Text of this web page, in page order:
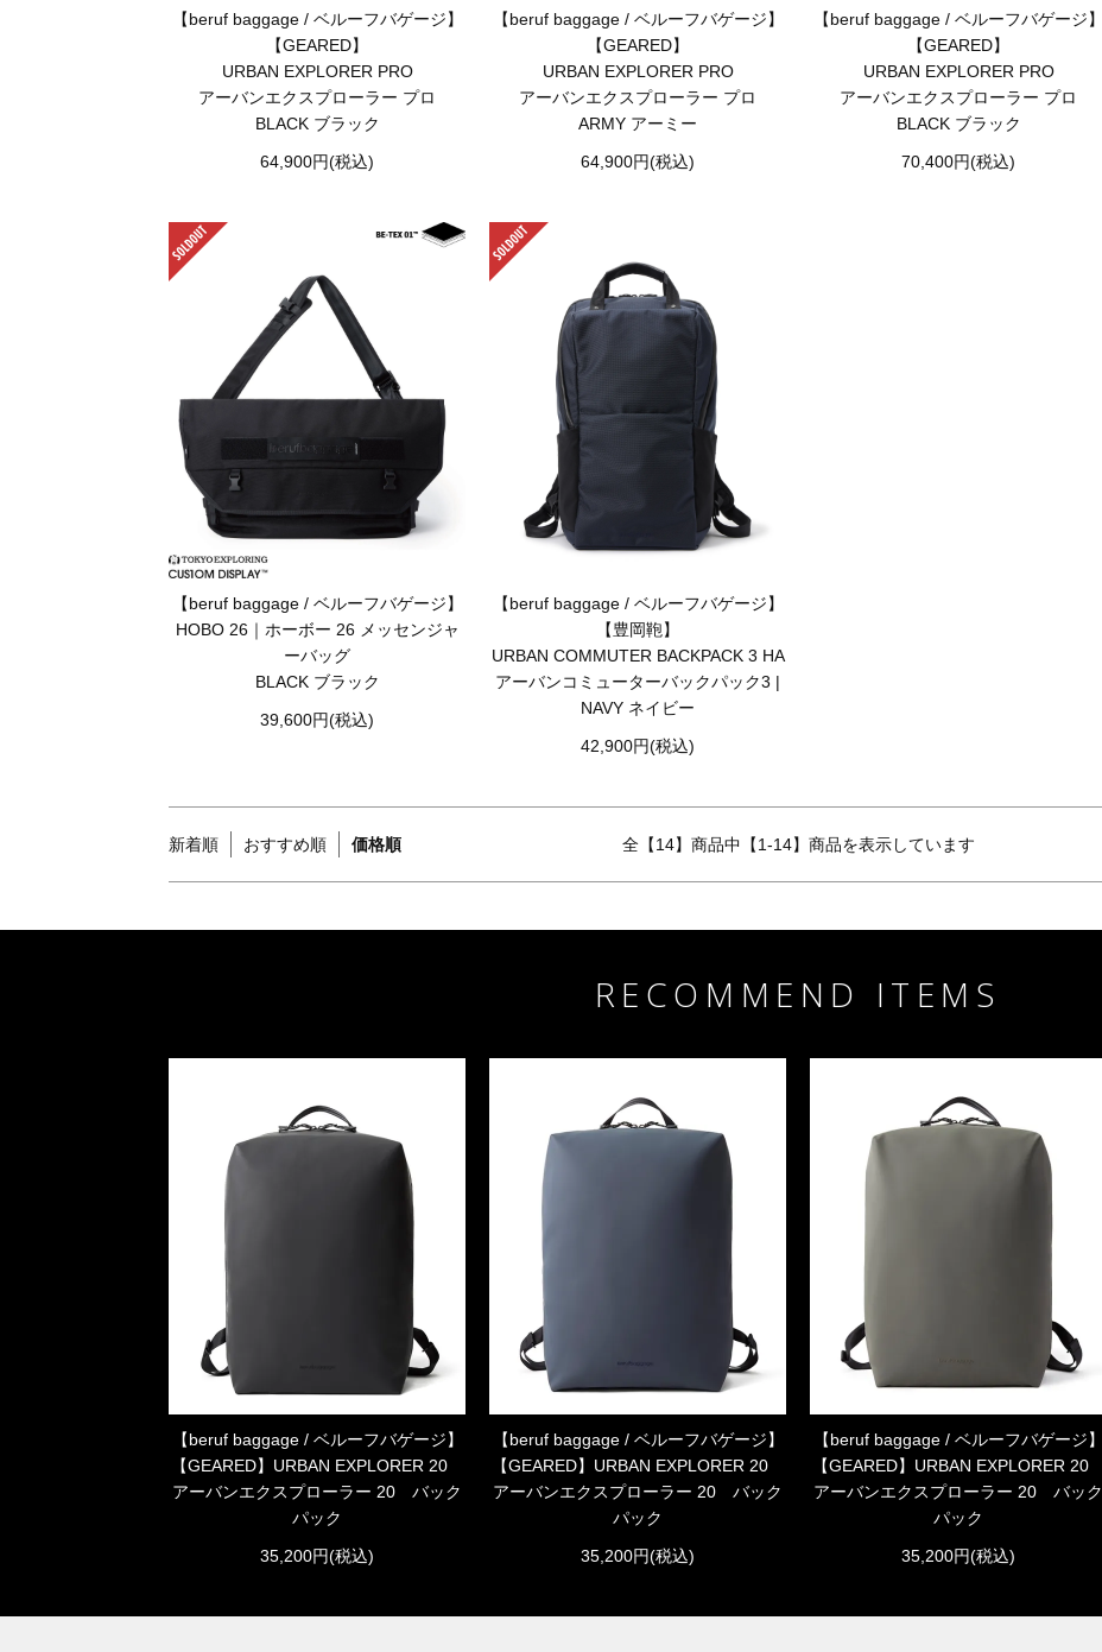
【beruf baggage / ベルーフバゲージ】
【GEARED】
URBAN EXPLORER PRO
アーバンエクスプローラー プロ
BLACK ブラック
64,900円(税込)
【beruf baggage / ベルーフバゲージ】
【GEARED】
URBAN EXPLORER PRO
アーバンエクスプローラー プロ
ARMY アーミー
64,900円(税込)
【beruf baggage / ベルーフバゲージ】
【GEARED】
URBAN EXPLORER PRO
アーバンエクスプローラー プロ
BLACK ブラック
70,400円(税込)
【beruf baggage / ベルーフバゲージ】
HOBO 26｜ホーボー 26 メッセンジャ
ーバッグ
BLACK ブラック
39,600円(税込)
【beruf baggage / ベルーフバゲージ】
【豊岡鞄】
URBAN COMMUTER BACKPACK 3 HA
アーバンコミューターバックパック3 |
NAVY ネイビー
42,900円(税込)
新着順 おすすめ順 価格順 全【14】商品中【1-14】商品を表示しています
RECOMMEND ITEMS
【beruf baggage / ベルーフバゲージ】
【GEARED】URBAN EXPLORER 20
アーバンエクスプローラー 20 バック
パック
35,200円(税込)
【beruf baggage / ベルーフバゲージ】
【GEARED】URBAN EXPLORER 20
アーバンエクスプローラー 20 バック
パック
35,200円(税込)
【beruf baggage / ベルーフバゲージ】
【GEARED】URBAN EXPLORER 20
アーバンエクスプローラー 20 バック
パック
35,200円(税込)